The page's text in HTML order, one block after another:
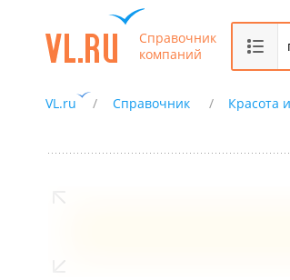
Справочник
компаний
VL.ru Справочник Красота